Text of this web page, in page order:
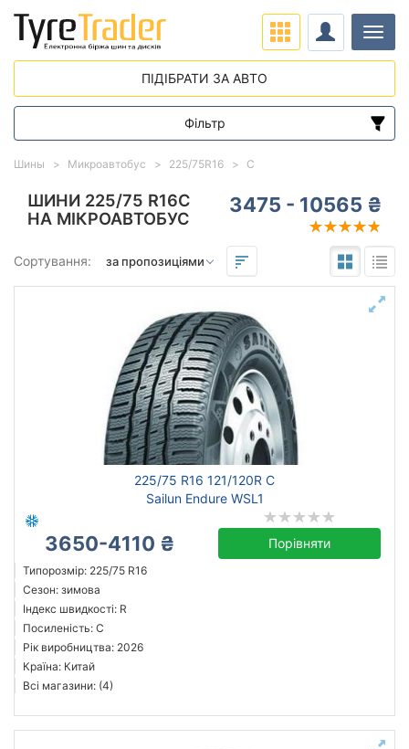
ШИНИ 225/75 R16C
НА МІКРОАВТОБУС
3475 - 10565 ₴
Сортування:
225/75 R16 121/120R C
Sailun Endure WSL1
3650-4110 ₴ Порівняти
Типорозмір: 225/75 R16
Сезон: зимова
Індекс швидкості: R
Посиленість: C
Рік виробництва: 2026
Країна: Китай
Всі магазини: (4)
Шины Микроавтобус 225/75R16 C
ПІДІБРАТИ ЗА АВТО
Фільтр
Діапазон цін
від
Hankook
Goodyear
Bridgestone
Aplus
Всі бренди